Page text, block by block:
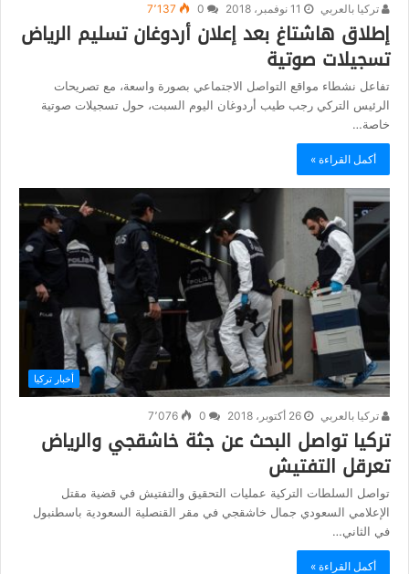
تركيا بالعربي 11 نوفمبر، 2018 7٬137
إطلاق هاشتاغ بعد إعلان أردوغان تسليم الرياض
تسجيلات صوتية
تفاعل نشطاء مواقع التواصل الاجتماعي بصورة واسعة، مع تصريحات
الرئيس التركي رجب طيب أردوغان اليوم السبت، حول تسجيلات صوتية
خاصة…
أكمل القراءة »
أخبار تركيا
تركيا بالعربي 26 أكتوبر، 2018 7٬076
تركيا تواصل البحث عن جثة خاشقجي والرياض
تعرقل التفتيش
تواصل السلطات التركية عمليات التحقيق والتفتيش في قضية مقتل
الإعلامي السعودي جمال خاشقجي في مقر القنصلية السعودية باسطنبول
في الثاني…
أكمل القراءة »